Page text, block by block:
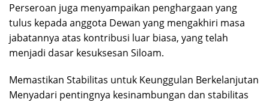
Perseroan juga menyampaikan penghargaan yang
tulus kepada anggota Dewan yang mengakhiri masa
jabatannya atas kontribusi luar biasa, yang telah
menjadi dasar kesuksesan Siloam.
Memastikan Stabilitas untuk Keunggulan Berkelanjutan
Menyadari pentingnya kesinambungan dan stabilitas